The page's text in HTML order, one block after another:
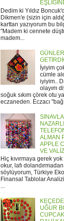
Dedim ki Yıldız
Dikmen'e (sizin için
karttan yazıyorum bu
"Madem ki cennete
madem...
İyiyim
cümle
iyiyim..
olayım
soğuk sıkım çörek otu
eczaneden. Eczacı
ALMAN
APPLE
VE
Hiç kıvırmaya gerek
okur, lafı dolandırmadan
söylüyorum, Türkiye
Finansal Tablolar
...
UĞUR